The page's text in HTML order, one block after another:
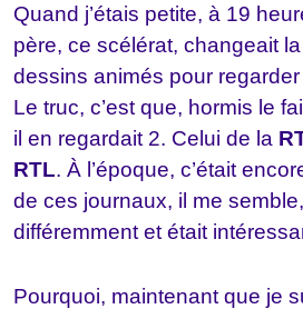
Quand j’étais petite, à 19
père, ce scélérat, changeait
dessins animés pour
Le truc, c’est que, hormis le
il en regardait 2. Celui de la
RTL. À l’époque, c’était
de ces journaux, il me semble,
différemment et était
Pourquoi, maintenant que je